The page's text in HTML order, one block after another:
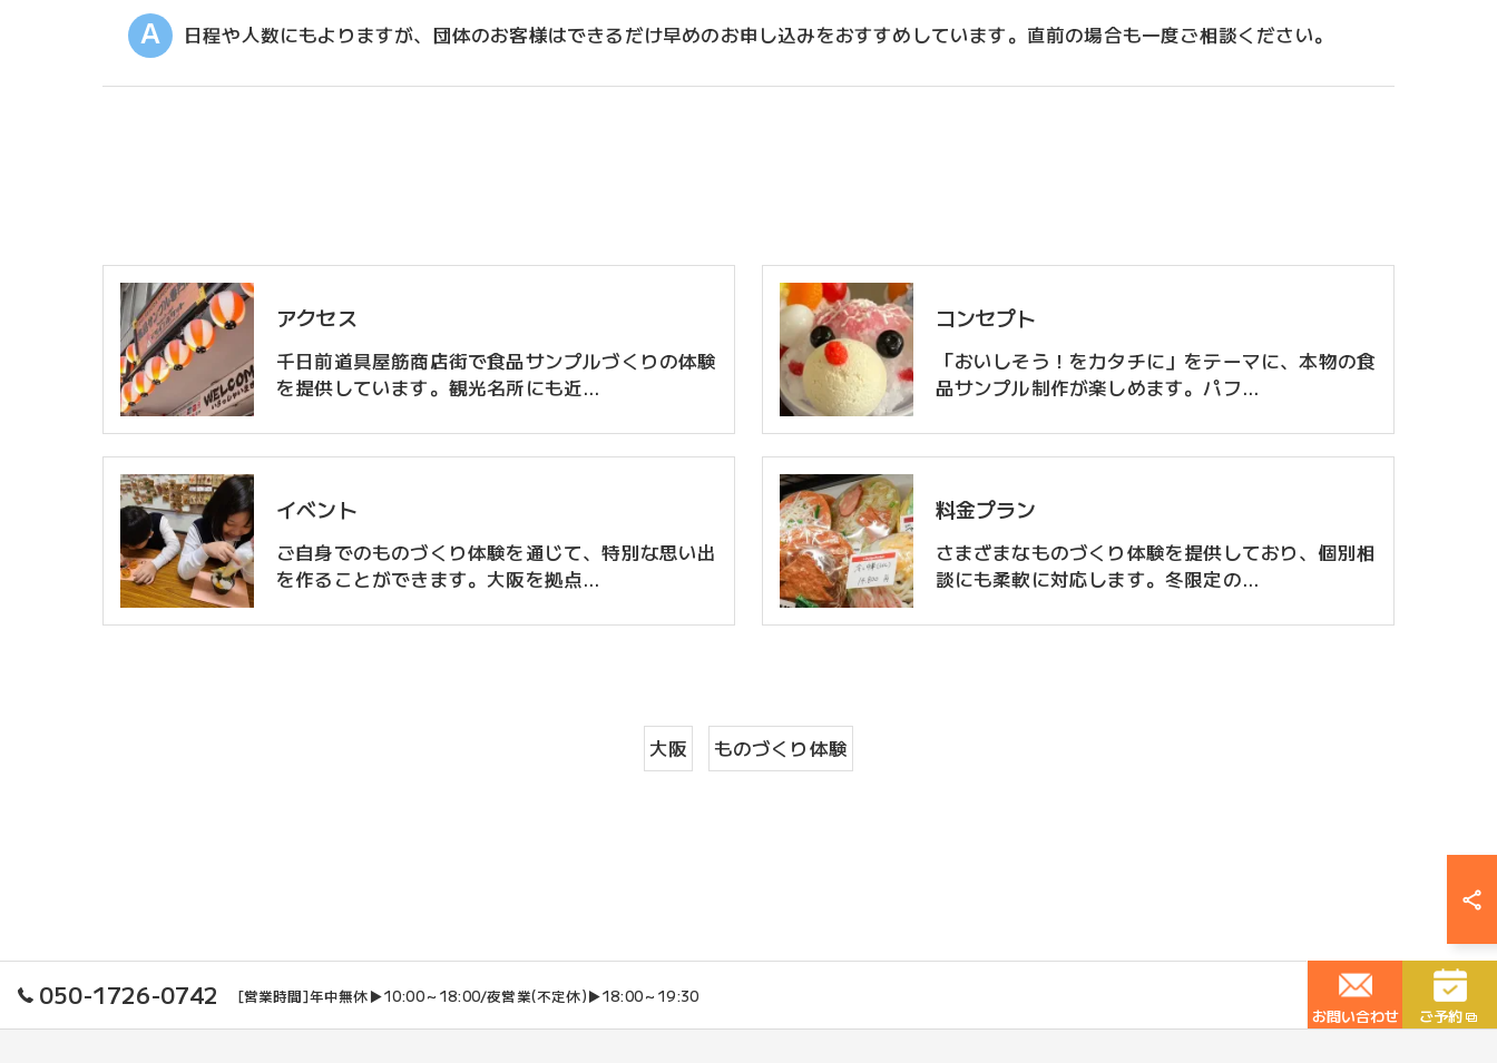
日程や人数にもよりますが、団体のお客様はできるだけ早めのお申し込みをおすすめしています。直前の場合も一度ご相談ください。
アクセス
千日前道具屋筋商店街で食品サンプルづくりの体験
を提供しています。観光名所にも近…
コンセプト
「おいしそう！をカタチに」をテーマに、本物の食
品サンプル制作が楽しめます。パフ…
イベント
ご自身でのものづくり体験を通じて、特別な思い出
を作ることができます。大阪を拠点…
料金プラン
さまざまなものづくり体験を提供しており、個別相
談にも柔軟に対応します。冬限定の…
大阪 ものづくり体験
050-1726-0742
[営業時間]年中無休▶10:00～18:00/夜営業(不定休)▶18:00～19:30
お問い合わせ
ご予約